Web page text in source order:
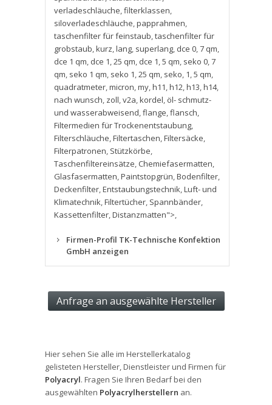
verladeschläuche,filterklassen,
siloverladeschläuche,papprahmen,
taschenfilter für feinstaub,taschenfilter für
grobstaub,kurz,lang, superlang, dce 0,7 qm,
dce 1 qm, dce 1,25 qm, dce 1,5 qm, seko 0,7
qm, seko 1 qm, seko 1,25 qm, seko, 1,5 qm,
quadratmeter,micron,my,h11,h12,h13,h14,
nach wunsch, zoll,v2a,kordel, öl- schmutz-
und wasserabweisend,flange,flansch,
Filtermedien für Trockenentstaubung,
Filterschläuche,Filtertaschen,Filtersäcke,
Filterpatronen, Stützkörbe,
Taschenfiltereinsätze, Chemiefasermatten,
Glasfasermatten,Paintstopgrün,Bodenfilter,
Deckenfilter,Entstaubungstechnik,Luft- und
Klimatechnik,Filtertücher, Spannbänder,
Kassettenfilter,Distanzmatten">,
Firmen-Profil TK-Technische Konfektion
GmbH anzeigen
Hier sehen Sie alle im Herstellerkatalog
gelisteten Hersteller, Dienstleister und Firmen für
Polyacryl. Fragen Sie Ihren Bedarf bei den
ausgewählten Polyacrylherstellern an.